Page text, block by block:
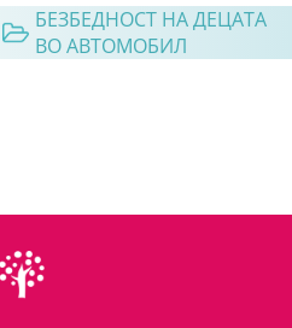
БЕЗБЕДНОСТ НА ДЕЦАТА
ВО АВТОМОБИЛ